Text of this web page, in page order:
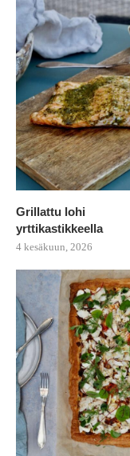
Grillattu lohi
yrttikastikkeella
4 kesäkuun, 2026